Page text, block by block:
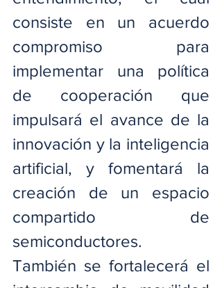
consiste en un acuerdo
compromiso para
implementar una política
de cooperación que
impulsará el avance de la
innovación y la inteligencia
artificial, y fomentará la
creación de un espacio
compartido de
semiconductores.
También se fortalecerá el